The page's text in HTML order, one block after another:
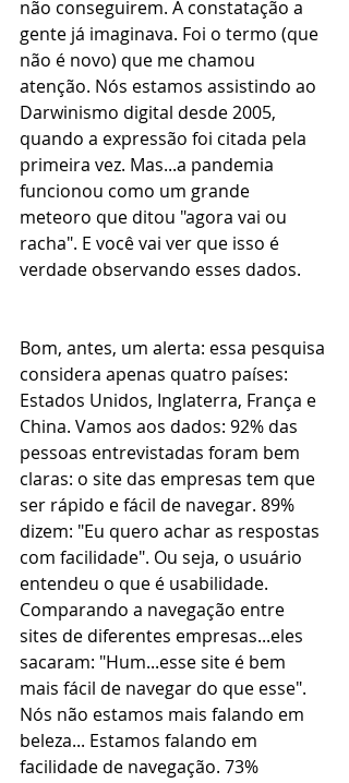
não conseguirem. A constatação a
gente já imaginava. Foi o termo (que
não é novo) que me chamou
atenção. Nós estamos assistindo ao
Darwinismo digital desde 2005,
quando a expressão foi citada pela
primeira vez. Mas...a pandemia
funcionou como um grande
meteoro que ditou "agora vai ou
racha". E você vai ver que isso é
verdade observando esses dados.
Bom, antes, um alerta: essa pesquisa
considera apenas quatro países:
Estados Unidos, Inglaterra, França e
China. Vamos aos dados: 92% das
pessoas entrevistadas foram bem
claras: o site das empresas tem que
ser rápido e fácil de navegar. 89%
dizem: "Eu quero achar as respostas
com facilidade". Ou seja, o usuário
entendeu o que é usabilidade.
Comparando a navegação entre
sites de diferentes empresas...eles
sacaram: "Hum...esse site é bem
mais fácil de navegar do que esse".
Nós não estamos mais falando em
beleza... Estamos falando em
facilidade de navegação. 73%